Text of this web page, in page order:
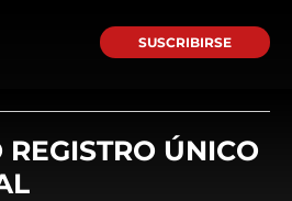
SUSCRIBIRSE
REGISTRO ÚNICO